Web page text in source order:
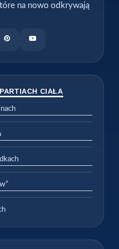
na nowo odkrywają
CIAŁA